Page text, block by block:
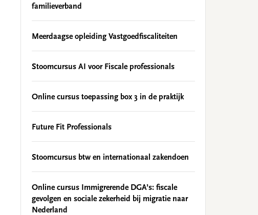
familieverband
Meerdaagse opleiding Vastgoedfiscaliteiten
Stoomcursus AI voor Fiscale professionals
Online cursus toepassing box 3 in de praktijk
Future Fit Professionals
Stoomcursus btw en internationaal zakendoen
Online cursus Immigrerende DGA’s: fiscale
gevolgen en sociale zekerheid bij migratie naar
Nederland